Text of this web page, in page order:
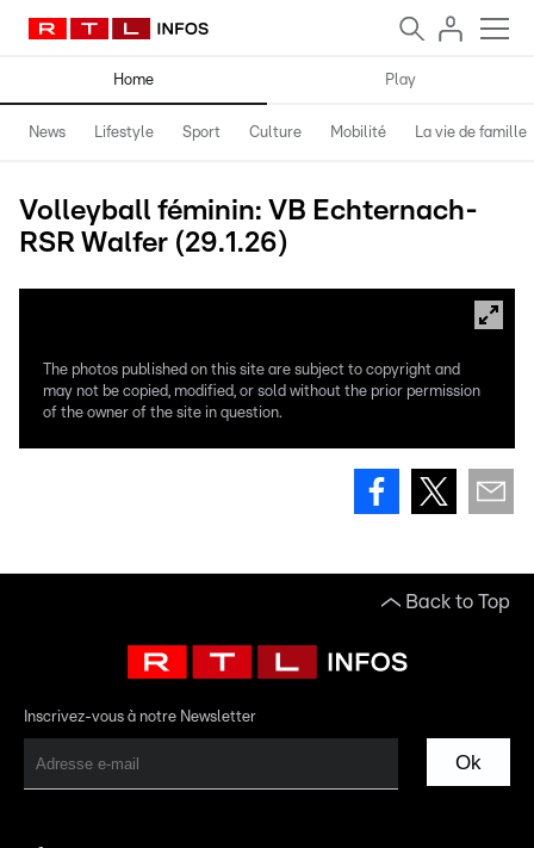
Home Play
News Lifestyle Sport Culture Mobilité La vie de famille
Volleyball féminin: VB Echternach-
RSR Walfer (29.1.26)
The photos published on this site are subject to copyright and
may not be copied, modified, or sold without the prior permission
of the owner of the site in question.
Back to Top
Inscrivez-vous à notre Newsletter
Ok